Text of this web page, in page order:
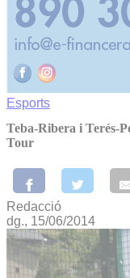
Esports
Teba-Ribera i Terés-
Tour
Redacció
dg., 15/06/2014